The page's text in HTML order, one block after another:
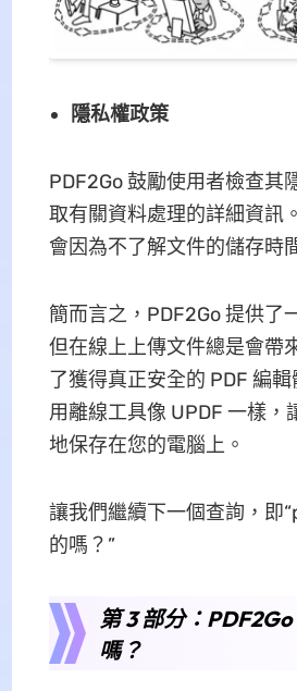
隱私權政策
PDF2Go 鼓勵使用者檢查其
取有關資料處理的詳細資訊
會因為不了解文件的儲存時
簡而言之，PDF2Go 提供了
但在線上上傳文件總是會帶
了獲得真正安全的 PDF 編
用離線工具像 UPDF 一樣，
地保存在您的電腦上。
讓我們繼續下一個查詢，即
的嗎？”
第 3 部分：
嗎？